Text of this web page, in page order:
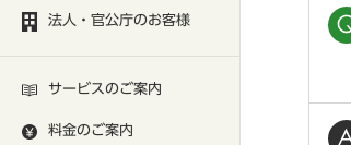
法人・官公庁のお客様
サービスのご案内
料金のご案内